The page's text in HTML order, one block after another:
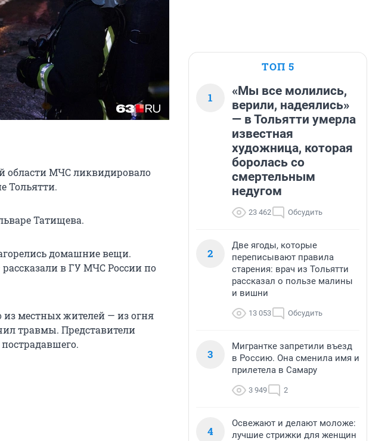
области МЧС ликвидировало
Тольятти.
Татищева.
домашние вещи.
в ГУ МЧС России по
из местных жителей — из огня
травмы. Представители
ТОП 5
1
«Мы все молились,
верили, надеялись»
— в Тольятти умерла
известная
художница, которая
боролась со
смертельным
недугом
23 462 Обсудить
2
Две ягоды, которые
переписывают правила
старения: врач из Тольятти
рассказал о пользе малины
и вишни
13 053 Обсудить
3
Мигрантке запретили въезд
в Россию. Она сменила имя и
прилетела в Самару
3 949 2
4
Освежают и делают моложе:
лучшие стрижки для женщин